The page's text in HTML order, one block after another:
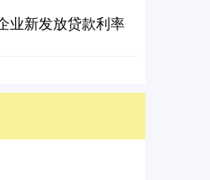
业新发放贷款利率